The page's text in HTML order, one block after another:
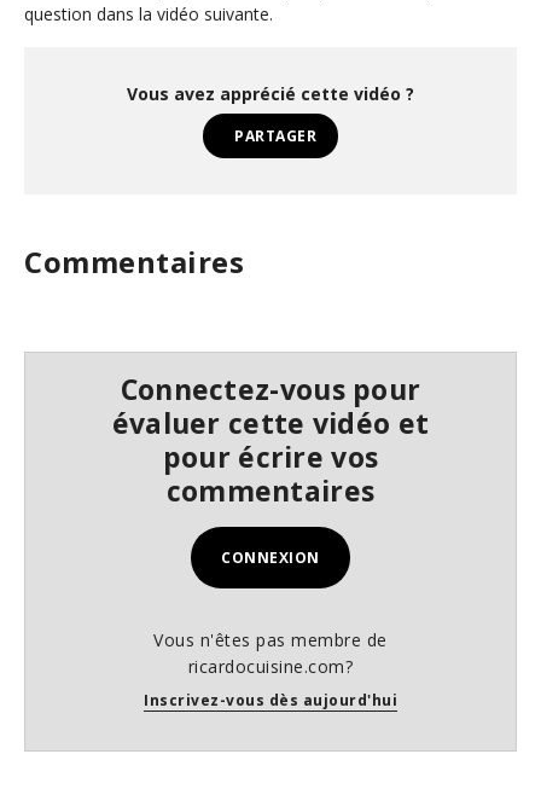
c
o
n
question dans la vidéo suivante.
Vous avez apprécié cette vidéo ?
PARTAGER
Commentaires
Connectez-vous pour
évaluer cette vidéo et
pour écrire vos
commentaires
CONNEXION
Vous n'êtes pas membre de
ricardocuisine.com?
Inscrivez-vous dès aujourd'hui